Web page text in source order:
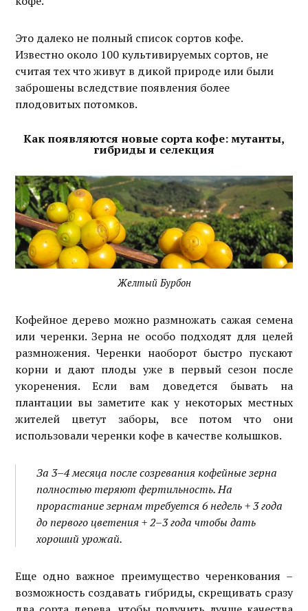
Это далеко не полный список сортов кофе.
Известно около 100 культивируемых сортов, не
считая тех что живут в дикой природе или были
заброшены вследствие появления более
плодовитых потомков.
Как появляются новые сорта кофе: мутанты,
гибриды и селекция
Желтый Бурбон
Кофейное дерево можно размножать сажая семена
или черенки. Зерна не особо подходят для целей
размножения. Черенки наоборот быстро пускают
корни и дают плоды уже в первый сезон после
укоренения. Если вам доведется бывать на
плантации вы заметите как у некоторых местных
жителей цветут заборы, все потом что они
использовали черенки кофе в качестве колышков.
За 3–4 месяца после созревания кофейные зерна
полностью теряют фертильность. На
прорастание зернам требуется 6 недель + 3 года
до первого цветения + 2–3 года чтобы дать
хороший урожай.
Еще одно важное преимущество черенкования –
возможность создавать гибриды, скрещивать сразу